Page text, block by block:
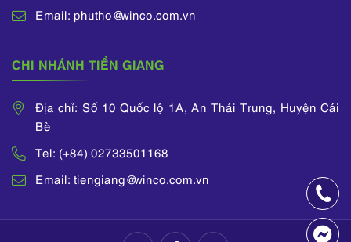
Email: phutho@winco.com.vn
CHI NHÁNH TIỀN GIANG
Địa chỉ: Số 10 Quốc lộ 1A, An Thái Trung, Huyện Cái
Bè
Tel: (+84) 02733501168
Email: tiengiang@winco.com.vn